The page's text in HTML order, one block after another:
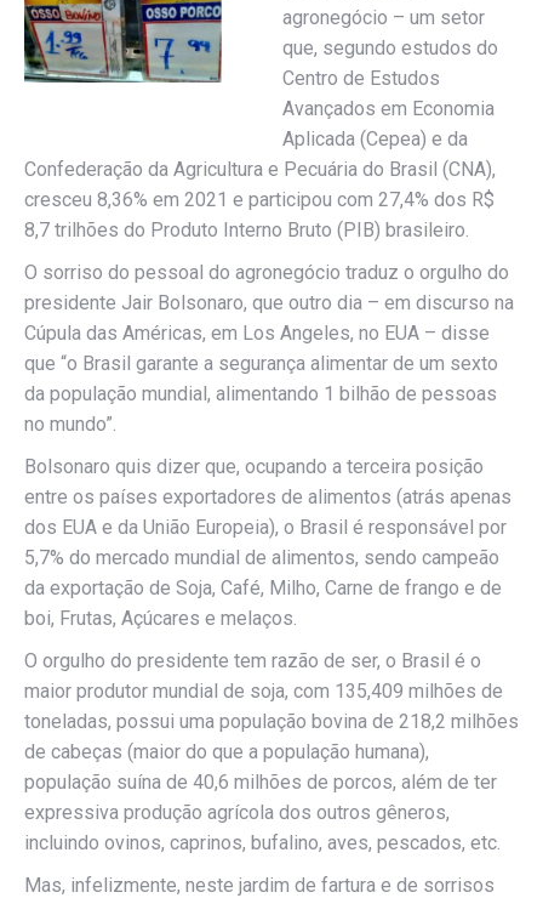
agronegócio – um setor
que, segundo estudos do
Centro de Estudos
Avançados em Economia
Aplicada (Cepea) e da
Confederação da Agricultura e Pecuária do Brasil (CNA),
cresceu 8,36% em 2021 e participou com 27,4% dos R$
8,7 trilhões do Produto Interno Bruto (PIB) brasileiro.
O sorriso do pessoal do agronegócio traduz o orgulho do
presidente Jair Bolsonaro, que outro dia – em discurso na
Cúpula das Américas, em Los Angeles, no EUA – disse
que “o Brasil garante a segurança alimentar de um sexto
da população mundial, alimentando 1 bilhão de pessoas
no mundo”.
Bolsonaro quis dizer que, ocupando a terceira posição
entre os países exportadores de alimentos (atrás apenas
dos EUA e da União Europeia), o Brasil é responsável por
5,7% do mercado mundial de alimentos, sendo campeão
da exportação de Soja, Café, Milho, Carne de frango e de
boi, Frutas, Açúcares e melaços.
O orgulho do presidente tem razão de ser, o Brasil é o
maior produtor mundial de soja, com 135,409 milhões de
toneladas, possui uma população bovina de 218,2 milhões
de cabeças (maior do que a população humana),
população suína de 40,6 milhões de porcos, além de ter
expressiva produção agrícola dos outros gêneros,
incluindo ovinos, caprinos, bufalino, aves, pescados, etc.
Mas, infelizmente, neste jardim de fartura e de sorrisos